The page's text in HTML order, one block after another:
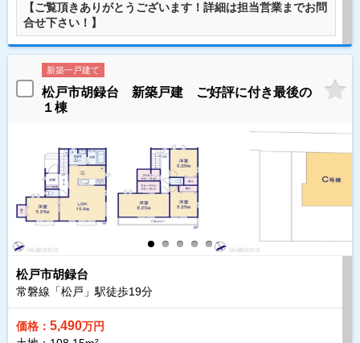
【ご覧頂きありがとうございます！詳細は担当営業までお問
合せ下さい！】
新築一戸建て
松戸市胡録台 新築戸建 ご好評に付き最後の
１棟
松戸市胡録台
常磐線「松戸」駅徒歩19分
価格： 5,490万円